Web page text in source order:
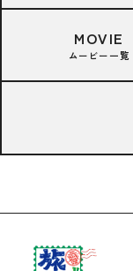
MOVIE
ムービー一覧